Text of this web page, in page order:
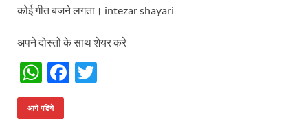
कोई गीत बजने लगता। intezar shayari
अपने दोस्तों के साथ शेयर करे
W
h
at
F
आगे पढिये